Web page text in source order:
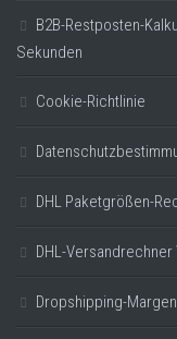
B2B-Restposten-
Sekunden
Cookie-Richtlinie
DHL Paketgrößen-
DHL-
Dropshipping-